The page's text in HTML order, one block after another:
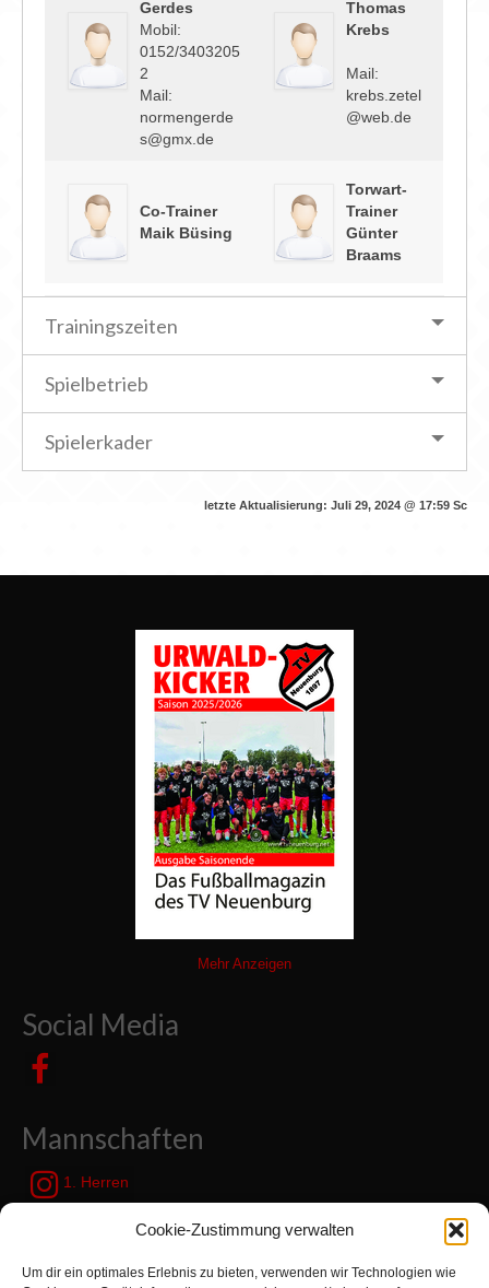
Cookie-Zustimmung verwalten
Um dir ein optimales Erlebnis zu bieten, verwenden wir Technologien wie
Gerdes
Mobil:
0152/3403205
2
Mail:
normengerde
s@gmx.de
Thomas
Krebs
Mail:
krebs.zetel
@web.de
Co-Trainer
Maik Büsing
Torwart-
Trainer
Günter
Braams
Trainingszeiten
Spielbetrieb
Spielerkader
letzte Aktualisierung: Juli 29, 2024 @ 17:59 Sc
Mehr Anzeigen
Social Media
Mannschaften
1. Herren
JSG Zetel / Friesische Wehde